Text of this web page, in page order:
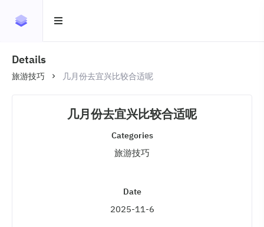
Details
旅游技巧 几月份去宜兴比较合适呢
几月份去宜兴比较合适呢
Categories
旅游技巧
Date
2025-11-6